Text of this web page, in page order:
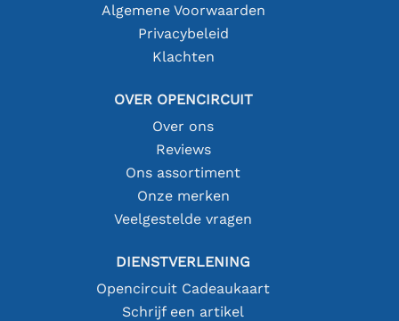
Algemene Voorwaarden
Privacybeleid
Klachten
OVER OPENCIRCUIT
Over ons
Reviews
Ons assortiment
Onze merken
Veelgestelde vragen
DIENSTVERLENING
Opencircuit Cadeaukaart
Schrijf een artikel